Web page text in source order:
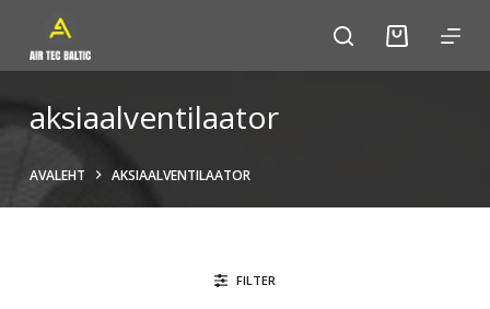
k
i
o
aksiaalventilaator
AVALEHT AKSIAALVENTILAATOR
FILTER